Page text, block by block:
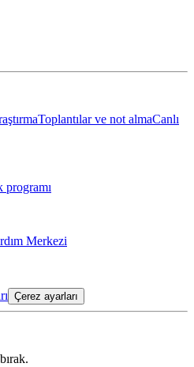
Toplantılar ve not almaCanlı
programı
Merkezi
Çerez ayarları